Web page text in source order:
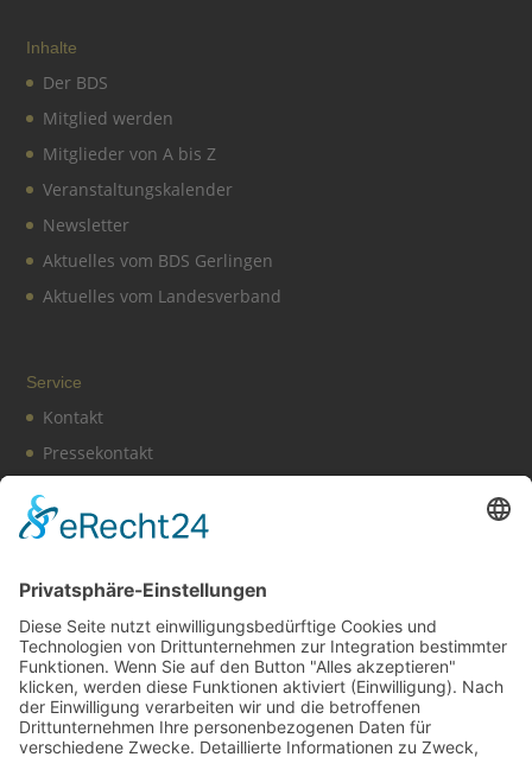
Inhalte
Der BDS
Mitglied werden
Mitglieder von A bis Z
Veranstaltungskalender
Newsletter
Aktuelles vom BDS Gerlingen
Aktuelles vom Landesverband
Service
Kontakt
Pressekontakt
Impressum
Cookie-Einstellungen
BDS News – immer aktuell
Melden Sie sich zu unseremNewsletteran und verpassen
Sie keine aktuellen Tipps mehr rund um unsere Aktionen,